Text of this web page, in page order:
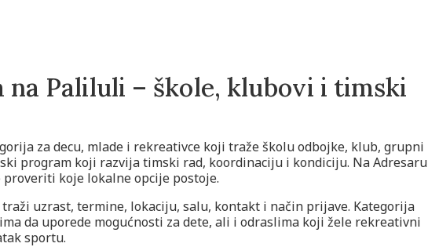
na Paliluli – škole, klubovi i timski
za decu, mlade i rekreativce koji traže školu odbojke, klub, grupni
program koji razvija timski rad, koordinaciju i kondiciju. Na Adresaru
koje lokalne opcije postoje.
uzrast, termine, lokaciju, salu, kontakt i način prijave. Kategorija
da uporede mogućnosti za dete, ali i odraslima koji žele rekreativni
sportu.